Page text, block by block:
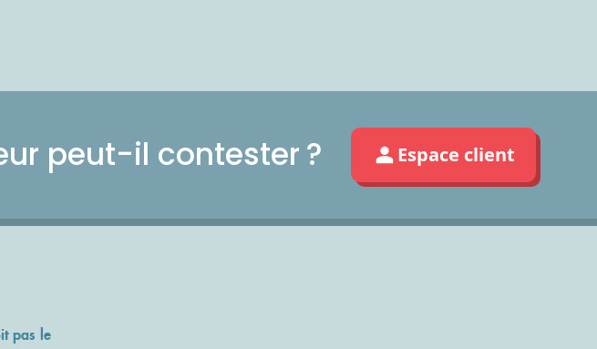
peut-il contester ? Espace client
pas le